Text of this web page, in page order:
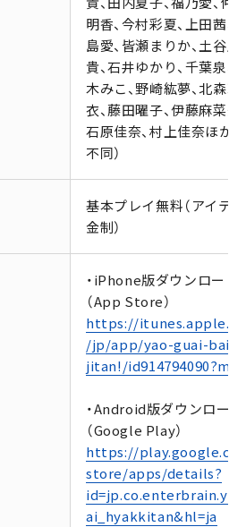
明香、今村彩夏、上田茜、
島愛、皆瀬まりか、土谷麻
貴、石井ゆかり、千葉泉、
木みこ、野崎紘夢、北森玲
衣、藤田曜子、伊藤麻菜美
石原佳奈、村上佳奈ほか（
不同）
基本プレイ無料（アイテ
金制）
・iPhone版ダウンロード
（App Store）
https://
/jp/app/yao-guai-bai-
jitan!/
・Android版ダウンロード
（Google Play）
https://
store/apps/details?
ai_hyakkitan&hl=ja